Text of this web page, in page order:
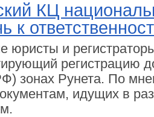
КЦ
к
юристы и
регистрацию
зонах Рунета. По
идущих в